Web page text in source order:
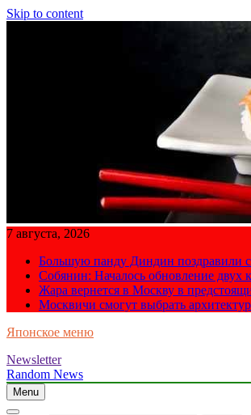
Skip to content
7 августа, 2026
Большую панду Диндин поздравили
Собянин: Началось обновление двух
Жара вернется в Москву в
Москвичи смогут выбрать
Японское меню
Newsletter
Random News
Menu